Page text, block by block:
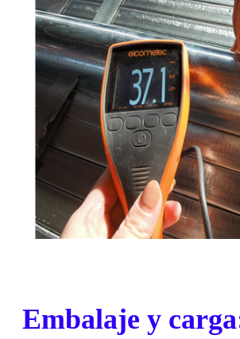
Embalaje y